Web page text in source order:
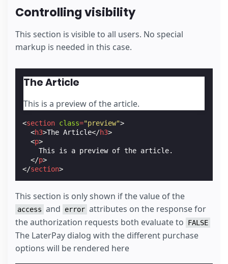
Controlling visibility
This section is visible to all users. No special
markup is needed in this case.
The Article
This is a preview of the article.
<section class="preview">
<h3>The Article</h3>
<p>
    This is a preview of the article.
</p>
</section>
This section is only shown if the value of the
access and error attributes on the response for
the authorization requests both evaluate to
FALSE
The LaterPay dialog with the different purchase
options will be rendered here